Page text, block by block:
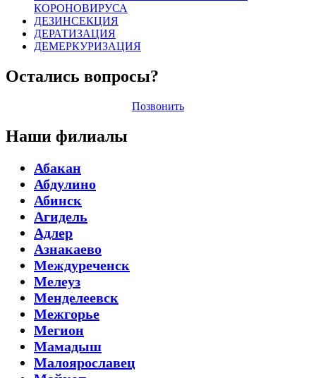
КОРОНОВИРУСА
ДЕЗИНСЕКЦИЯ
ДЕРАТИЗАЦИЯ
ДЕМЕРКУРИЗАЦИЯ
Остались вопросы?
Позвонить
Наши филиалы
Абакан
Абдулино
Абинск
Агидель
Адлер
Азнакаево
Междуреченск
Мелеуз
Менделеевск
Межгорье
Мегион
Мамадыш
Малоярославец